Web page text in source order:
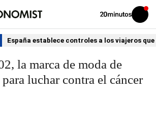
Volver
Iniciar
sesión
España establece controles a los viajeros
la marca de moda de
luchar contra el cáncer